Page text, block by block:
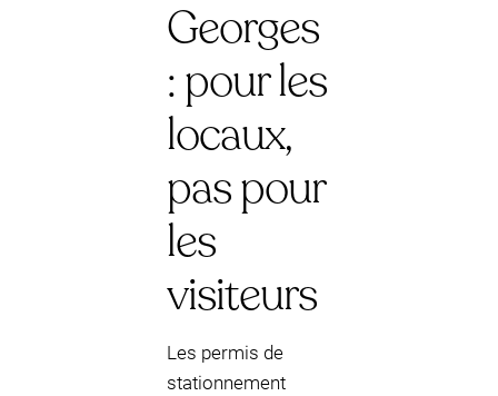
Georges
: pour les
locaux,
pas pour
les
visiteurs
Les permis de
stationnement